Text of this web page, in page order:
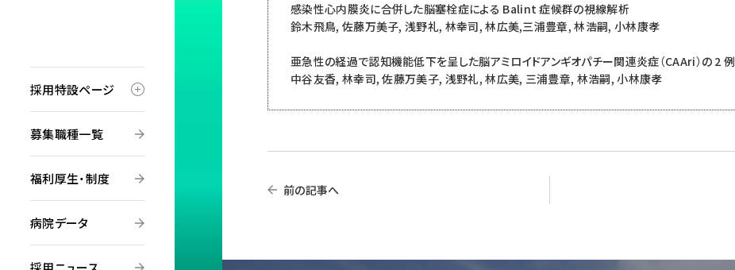
採用特設ページ
募集職種一覧
福利厚生・制度
病院データ
感染性心内膜炎に合併した脳塞栓症による Balint 症候群の視線解析
鈴木飛鳥, 佐藤万美子, 浅野礼, 林幸司, 林広美,三浦豊章, 林浩嗣, 小林康孝
亜急性の経過で認知機能低下を呈した脳アミロイドアンギオパチー関連炎症（CAAri）の 2 例
中谷友香, 林幸司, 佐藤万美子, 浅野礼, 林広美, 三浦豊章, 林浩嗣, 小林康孝
前の記事へ